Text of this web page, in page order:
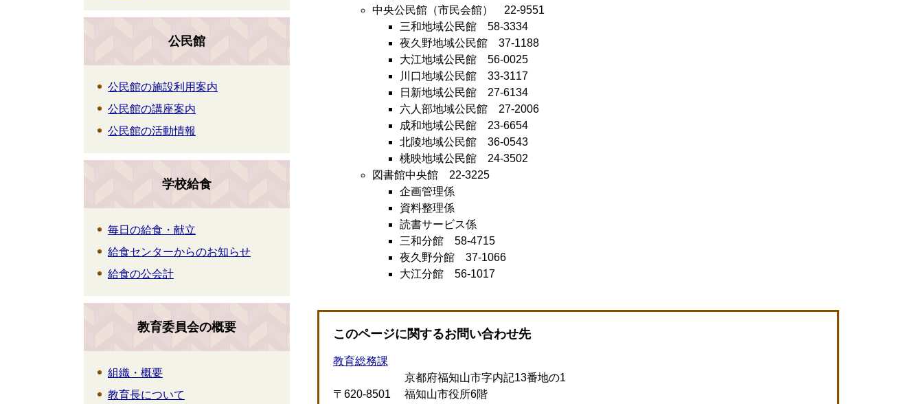
中央公民館（市民会館） 22-9551
三和地域公民館 58-3334
夜久野地域公民館 37-1188
大江地域公民館 56-0025
川口地域公民館 33-3117
日新地域公民館 27-6134
六人部地域公民館 27-2006
成和地域公民館 23-6654
北陵地域公民館 36-0543
桃映地域公民館 24-3502
図書館中央館 22-3225
企画管理係
資料整理係
読書サービス係
三和分館 58-4715
夜久野分館 37-1066
大江分館 56-1017
このページに関するお問い合わせ先
教育総務課
〒620-8501
京都府福知山市字内記13番地の1
福知山市役所6階
公民館
公民館の施設利用案内
公民館の講座案内
公民館の活動情報
学校給食
毎日の給食・献立
給食センターからのお知らせ
給食の公会計
教育委員会の概要
組織・概要
教育長について